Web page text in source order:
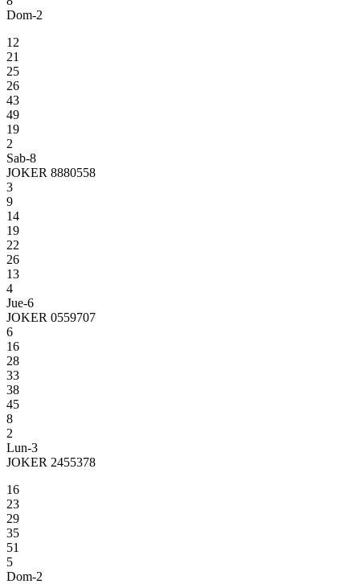
Dom-2
12
21
25
26
43
49
19
2
Sab-8
JOKER 8880558
3
9
14
19
22
26
13
4
Jue-6
JOKER 0559707
6
16
28
33
38
45
8
2
Lun-3
JOKER 2455378
16
23
29
35
51
5
Dom-2